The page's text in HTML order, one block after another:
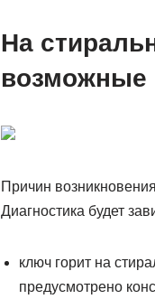
На
возможные
Причин
Диагностика будет
ключ горит на
предусмотрено